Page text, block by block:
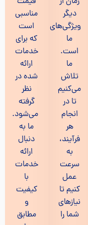
مناسبی
است
که برای
خدمات
شده در
نظر
گرفته
می‌شود.
ما به
دنبال
خدمات
کیفیت
و
مطابق